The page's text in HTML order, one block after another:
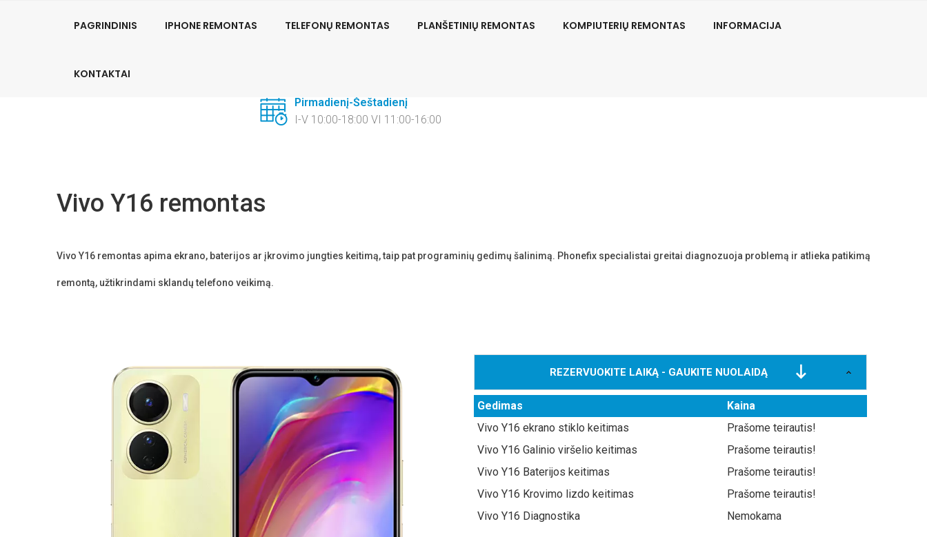
Pirmadienį-Šeštadienį
I-V 10:00-18:00 VI 11:00-16:00
PAGRINDINIS IPHONE REMONTAS TELEFONŲ REMONTAS PLANŠETINIŲ REMONTAS KOMPIUTERIŲ REMONTAS INFORMACIJA
KONTAKTAI
Vivo Y16 remontas
Vivo Y16 remontas apima ekrano, baterijos ar įkrovimo jungties keitimą, taip pat programinių gedimų šalinimą. Phonefix specialistai greitai diagnozuoja problemą ir atlieka patikimą
remontą, užtikrindami sklandų telefono veikimą.
REZERVUOKITE LAIKĄ - GAUKITE NUOLAIDĄ
Gedimas
Kaina
Vivo Y16 ekrano stiklo keitimas
Prašome teirautis!
Vivo Y16 Galinio viršelio keitimas
Prašome teirautis!
Vivo Y16 Baterijos keitimas
Prašome teirautis!
Vivo Y16 Krovimo lizdo keitimas
Prašome teirautis!
Vivo Y16 Diagnostika
Nemokama